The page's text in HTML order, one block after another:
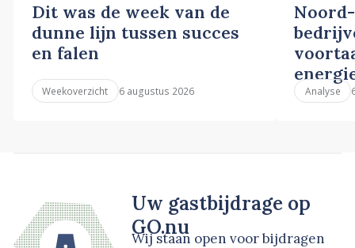
Dit was de week van de
dunne lijn tussen succes
en falen
Weekoverzicht 6 augustus 2026 Analyse
Uw gastbijdrage op
GO.nu
Wij staan open voor bijdragen